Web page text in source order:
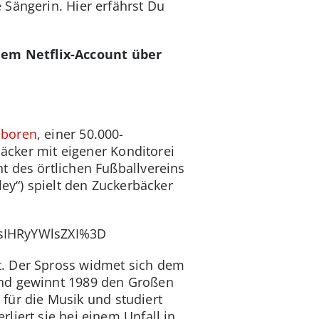
Sängerin. Hier erfährst Du
Netflix-Account über
, einer 50.000-
mit eigener Konditorei
des örtlichen Fußballvereins
spielt den Zuckerbäcker
Der Spross widmet sich dem
gewinnt 1989 den Großen
die Musik und studiert